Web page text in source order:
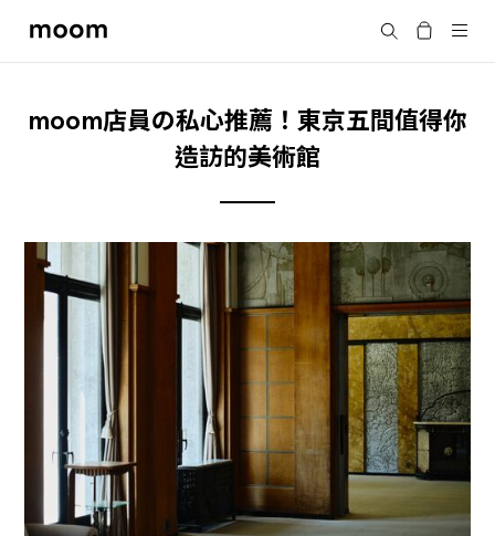
moom
Search
moom店員の私心推薦！東京五間值得你
造訪的美術館